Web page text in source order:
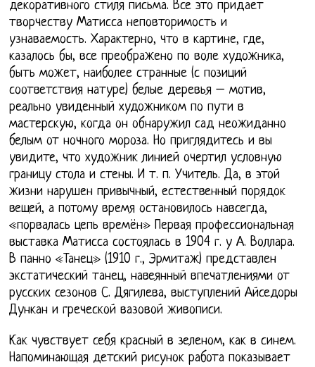
декоративного стиля письма. Все это придает
творчеству Матисса неповторимость и
узнаваемость. Характерно, что в картине, где,
казалось бы, все преображено по воле художника,
быть может, наиболее странные (с позиций
соответствия натуре) белые деревья – мотив,
реально увиденный художником по пути в
мастерскую, когда он обнаружил сад неожиданно
белым от ночного мороза. Но приглядитесь и вы
увидите, что художник линией очертил условную
границу стола и стены. И т. п. Учитель. Да, в этой
жизни нарушен привычный, естественный порядок
вещей, а потому время остановилось навсегда,
«порвалась цепь времён» Первая профессиональная
выставка Матисса состоялась в 1904 г. у А. Воллара.
В панно «Танец» (1910 г., Эрмитаж) представлен
экстатический танец, навеянный впечатлениями от
русских сезонов С. Дягилева, выступлений Айседоры
Дункан и греческой вазовой живописи.
Как чувствует себя красный в зеленом, как в синем.
Напоминающая детский рисунок работа показывает